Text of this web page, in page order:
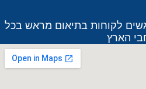
לקוחות בתיאום מראש בכל
הארץ